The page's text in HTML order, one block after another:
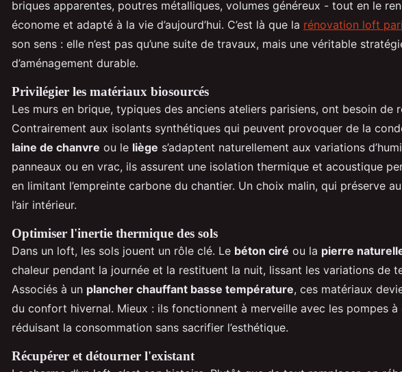
briques apparentes, poutres métalliques, volumes généreux - tout en le
économe et adapté à la vie d’aujourd’hui. C’est là que la rénovation loft
son sens : elle n’est pas qu’une suite de travaux, mais une véritable
d’aménagement durable.
Privilégier les matériaux biosourcés
Les murs en brique, typiques des anciens ateliers parisiens, ont besoin de
Contrairement aux isolants synthétiques qui peuvent provoquer de la
laine de chanvre ou le liège s’adaptent naturellement aux variations
panneaux ou en vrac, ils assurent une isolation thermique et acoustique
en limitant l’empreinte carbone du chantier. Un choix malin, qui préserve
l’air intérieur.
Optimiser l'inertie thermique des sols
Dans un loft, les sols jouent un rôle clé. Le béton ciré ou la pierre
chaleur pendant la journée et la restituent la nuit, lissant les variations de
Associés à un plancher chauffant basse température, ces matériaux
du confort hivernal. Mieux : ils fonctionnent à merveille avec les pompes à
réduisant la consommation sans sacrifier l’esthétique.
Récupérer et détourner l'existant